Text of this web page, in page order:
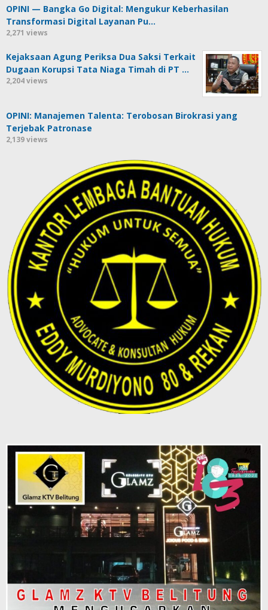
OPINI — Bangka Go Digital: Mengukur Keberhasilan
Transformasi Digital Layanan Pu…
2,271 views
Kejaksaan Agung Periksa Dua Saksi Terkait
Dugaan Korupsi Tata Niaga Timah di PT …
2,204 views
OPINI: Manajemen Talenta: Terobosan Birokrasi yang
Terjebak Patronase
2,139 views